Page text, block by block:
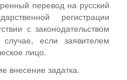
перевод на русский
регистрации
с законодательством
случае, если заявителем
лицо.
внесение задатка.